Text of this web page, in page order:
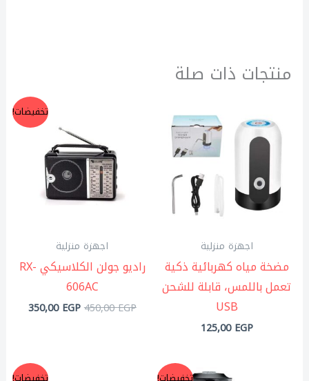
منتجات ذات صلة
اجهزة منزلية
مضخة مياه كهربائية ذكية
تعمل باللمس، قابلة للشحن
USB
125,00EGP
تخفيضات!
اجهزة منزلية
راديو جولن الكلاسيكي RX-
606AC
450,00EGP
هو:
450,00 EGP.
350,00EGP
السعر
الحالي
هو:
السعر السعر